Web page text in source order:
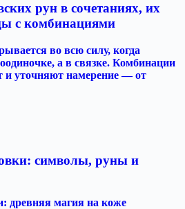
рун в сочетаниях, их
с комбинациями
во всю силу, когда
а в связке. Комбинации
и уточняют намерение — от
символы, руны и
древняя магия на коже